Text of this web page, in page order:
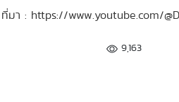
ที่มา : https://www.youtube.com/
9,163